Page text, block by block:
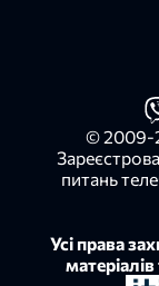
© 2009-
питань
Усі права